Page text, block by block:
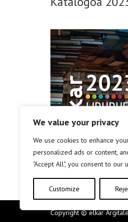
We value your privacy
We use cookies to enhance
personalized ads or content,
"Accept All", you consent to our
Customize
Copyright © elkar